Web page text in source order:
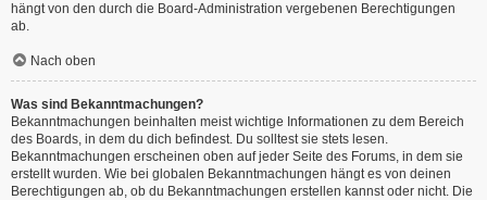
hängt von den durch die Board-Administration vergebenen Berechtigungen
ab.
Nach oben
Was sind Bekanntmachungen?
Bekanntmachungen beinhalten meist wichtige Informationen zu dem Bereich
des Boards, in dem du dich befindest. Du solltest sie stets lesen.
Bekanntmachungen erscheinen oben auf jeder Seite des Forums, in dem sie
erstellt wurden. Wie bei globalen Bekanntmachungen hängt es von deinen
Berechtigungen ab, ob du Bekanntmachungen erstellen kannst oder nicht. Die